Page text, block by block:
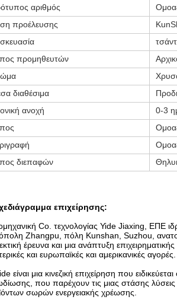
αριθμός
προέλευσης
προμηθευτών
διαθέσιμα
ανοχή
0-3
διεπαφών
επιχείρησης:
Co. τεχνολογίας Yide Jiaxing, ΕΠΕ
Zhangpu, πόλη Kunshan, Suzhou,
έρευνα και μια ανάπτυξη
και ευρωπαϊκές και αμερικανικές αγορές.
είναι μια κινεζική επιχείρηση που
που παρέχουν τις μιας στάσης
σωρών ενεργειακής χρέωσης.